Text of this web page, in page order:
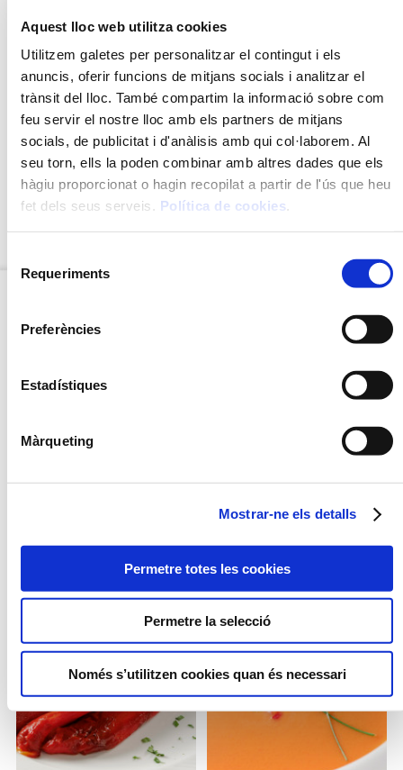
Aquest lloc web utilitza cookies
Utilitzem galetes per personalitzar el contingut i els
anuncis, oferir funcions de mitjans socials i analitzar el
trànsit del lloc. També compartim la informació sobre com
feu servir el nostre lloc amb els partners de mitjans
socials, de publicitat i d'anàlisis amb qui col·laborem. Al
seu torn, ells la poden combinar amb altres dades que els
hàgiu proporcionat o hagin recopilat a partir de l'ús que heu
fet dels seus serveis. Política de cookies.
Requeriments
Preferències
Estadístiques
Màrqueting
Mostrar-ne els detalls
Permetre totes les cookies
Permetre la selecció
Només s’utilitzen cookies quan és necessari
RECOMANACIONS
MÈTODE DE PREPARACIÓ
VALORS NUTRICIONALS
ESCALIVADA